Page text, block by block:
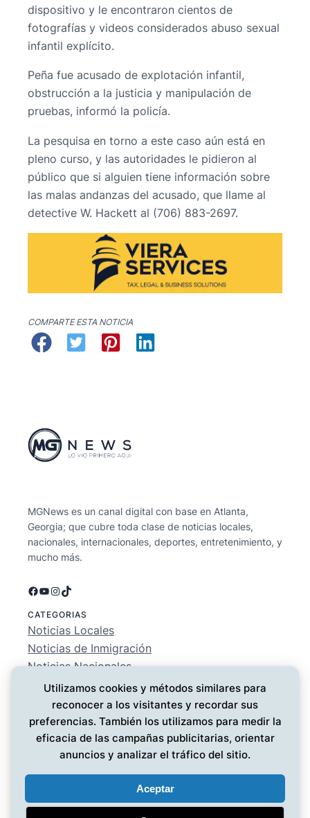
dispositivo y le encontraron cientos de
fotografías y videos considerados abuso sexual
infantil explícito.
Peña fue acusado de explotación infantil,
obstrucción a la justicia y manipulación de
pruebas, informó la policía.
La pesquisa en torno a este caso aún está en
pleno curso, y las autoridades le pidieron al
público que si alguien tiene información sobre
las malas andanzas del acusado, que llame al
detective W. Hackett al (706) 883-2697.
COMPARTE ESTA NOTICIA
MGNews es un canal digital con base en Atlanta,
Georgia; que cubre toda clase de noticias locales,
nacionales, internacionales, deportes, entretenimiento, y
mucho más.
Facebook
YouTube
Instagram
TikTok
CATEGORIAS
Noticias Locales
Noticias de Inmigración
Noticias Nacionales
Deportes
Entretenimiento
EMPRESA
Conócenos
Política de Privacidad
Utilizamos cookies y métodos similares para
reconocer a los visitantes y recordar sus
preferencias. También los utilizamos para medir la
eficacia de las campañas publicitarias, orientar
anuncios y analizar el tráfico del sitio.
Aceptar